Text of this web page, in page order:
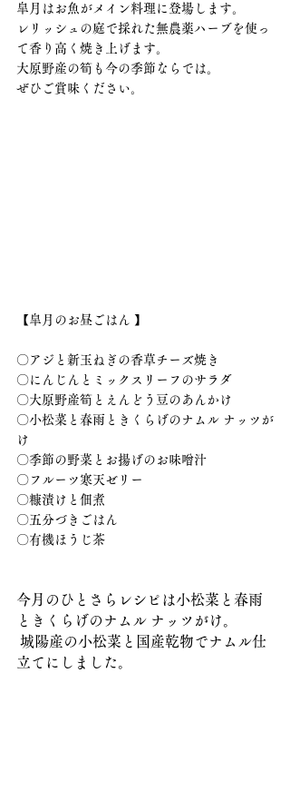
皐月はお魚がメイン料理に登場します。
レリッシュの庭で採れた無農薬ハーブを使っ
て香り高く焼き上げます。
大原野産の筍も今の季節ならでは。
ぜひご賞味ください。
【皐月のお昼ごはん 】
〇アジと新玉ねぎの香草チーズ焼き
〇にんじんとミックスリーフのサラダ
〇大原野産筍とえんどう豆のあんかけ
〇小松菜と春雨ときくらげのナムル ナッツが
け
〇季節の野菜とお揚げのお味噌汁
〇フルーツ寒天ゼリー
〇糠漬けと佃煮
〇五分づきごはん
〇有機ほうじ茶
今月のひとさらレシピは小松菜と春雨
ときくらげのナムル ナッツがけ。
立てにしました。